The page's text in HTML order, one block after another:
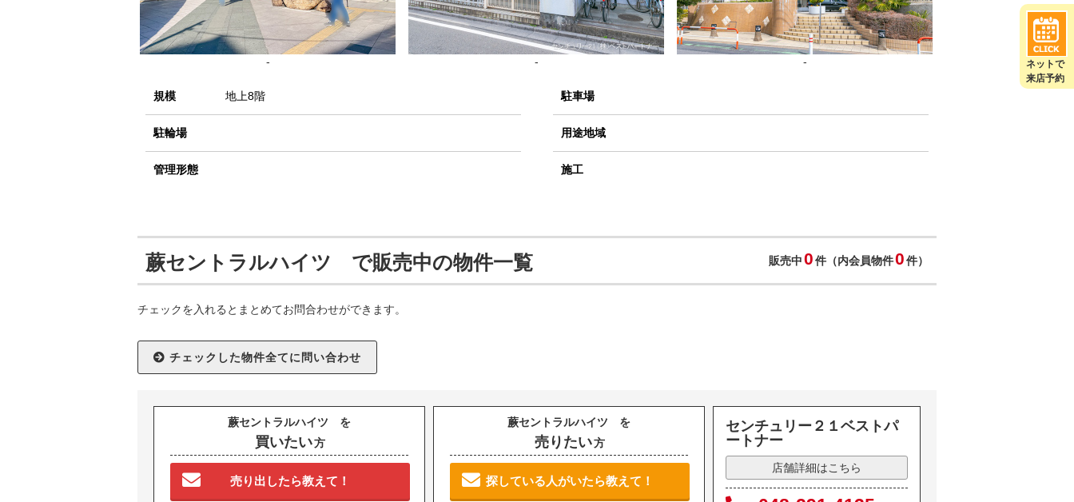
ネットで
来店予約
- - -
規模 地上8階
駐輪場
管理形態
駐車場
用途地域
施工
蕨セントラルハイツ で販売中の物件一覧 販売中0件（内会員物件0件）
チェックを入れるとまとめてお問合わせができます。
蕨セントラルハイツ を
買いたい方
売り出したら教えて！
蕨セントラルハイツ を
売りたい方
探している人がいたら教えて！
センチュリー２１ベストパ
ートナー
店舗詳細はこちら